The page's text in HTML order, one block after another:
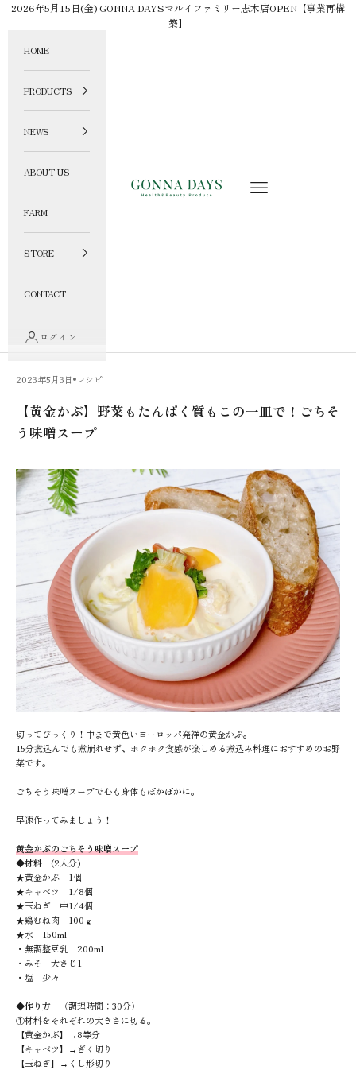
コンテンツへスキップ
2026年5月15日(金) GONNA DAYSマルイファミリー志木店OPEN【事業再構
築】
GONNA DAYS ONLINE STORE メニュー
HOME
PRODUCTS
NEWS
ABOUT US
FARM
STORE
CONTACT
ログイン
2023年5月3日 レシピ
【黄金かぶ】野菜もたんぱく質もこの一皿で！ごちそ
う味噌スープ
切ってびっくり！中まで黄色いヨーロッパ発祥の黄金かぶ。
15分煮込んでも煮崩れせず、ホクホク食感が楽しめる煮込み料理におすすめのお野
菜です。
ごちそう味噌スープで心も身体もぽかぽかに。
早速作ってみましょう！
黄金かぶのごちそう味噌スープ
◆材料 (2人分)
★黄金かぶ 1個
★キャベツ 1/8個
★玉ねぎ 中1/4個
★鶏むね肉 100 ｇ
★水 150ml
・無調整豆乳 200ml
・みそ 大さじ1
・塩 少々
◆作り方 （調理時間：30分）
①材料をそれぞれの大きさに切る。
【黄金かぶ】→8等分
【キャベツ】→ざく切り
【玉ねぎ】→くし形切り